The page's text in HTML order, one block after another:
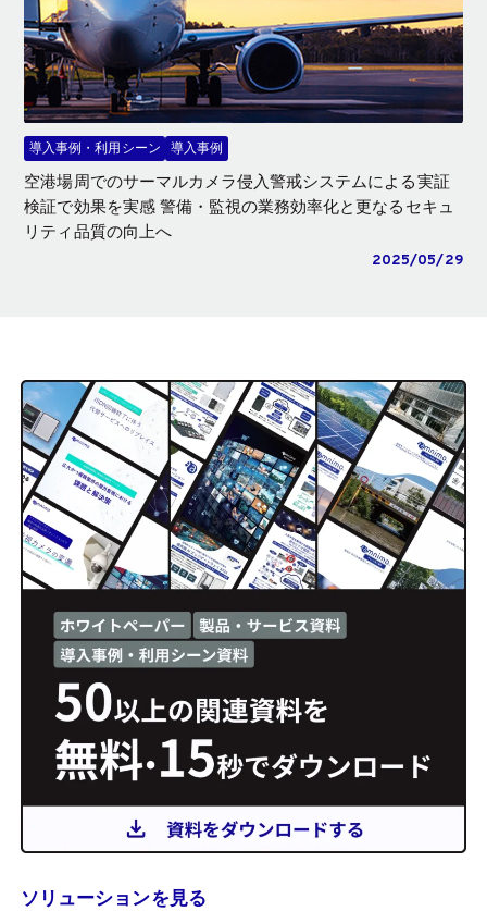
導入事例・利用シーン 導入事例
空港場周でのサーマルカメラ侵入警戒システムによる実証
検証で効果を実感 警備・監視の業務効率化と更なるセキュ
リティ品質の向上へ
2025/05/29
ソリューションを見る